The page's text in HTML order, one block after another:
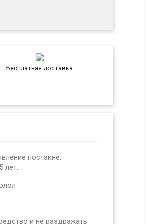
Бесплатная доставка
постакне.
лет.
и не раздражать